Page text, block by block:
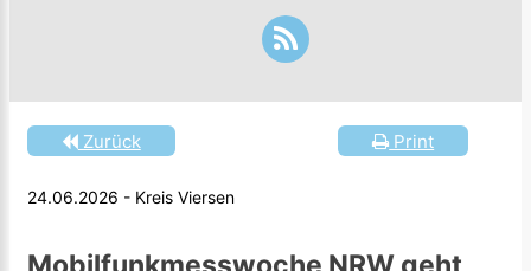
Print
Zurück
24.06.2026 - Kreis Viersen